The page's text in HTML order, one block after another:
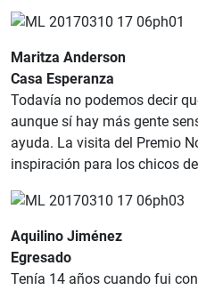
Maritza Anderson
Casa Esperanza
Todavía no podemos decir
aunque sí hay más gente
ayuda. La visita del Premio
inspiración para los chicos
Aquilino Jiménez
Egresado
Tenía 14 años cuando fui